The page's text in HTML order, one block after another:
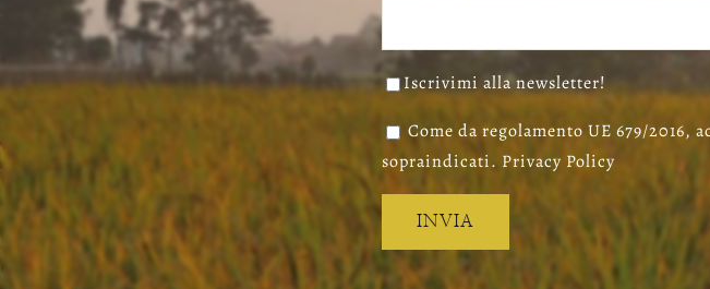
Iscrivimi alla newsletter!
Come da regolamento UE 679/2016,
sopraindicati. Privacy Policy